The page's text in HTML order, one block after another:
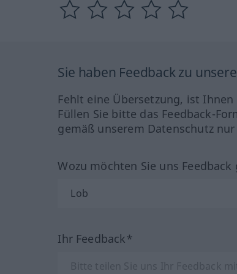
Sie haben Feedback zu
Fehlt eine Übersetzung, ist
Füllen Sie bitte das Feedback-
gemäß unserem Datenschutz
Wozu möchten Sie uns Feedback
Ihr Feedback*